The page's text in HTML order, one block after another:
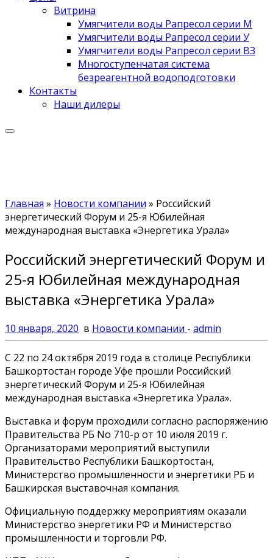
Витрина
Умягчители воды Рапресол серии М
Умягчители воды Рапресол серии У
Умягчители воды Рапресол серии ВЗ
Многоступенчатая система
безреагентной водоподготовки
Контакты
Наши дилеры
Главная » Новости компании » Российский
энергетический Форум и 25-я Юбилейная
международная выставка «Энергетика Урала»
Российский энергетический Форум и
25-я Юбилейная международная
выставка «Энергетика Урала»
10 января, 2020 в Новости компании - admin
С 22 по 24 октября 2019 года в столице Республики
Башкортостан городе Уфе прошли Российский
энергетический Форум и 25-я Юбилейная
международная выставка «Энергетика Урала».
Выставка и форум проходили согласно распоряжению
Правительства РБ No 710-р от 10 июля 2019 г.
Организаторами мероприятий выступили
Правительство Республики Башкортостан,
Министерство промышленности и энергетики РБ и
Башкирская выставочная компания.
Официальную поддержку мероприятиям оказали
Министерство энергетики РФ и Министерство
промышленности и торговли РФ.